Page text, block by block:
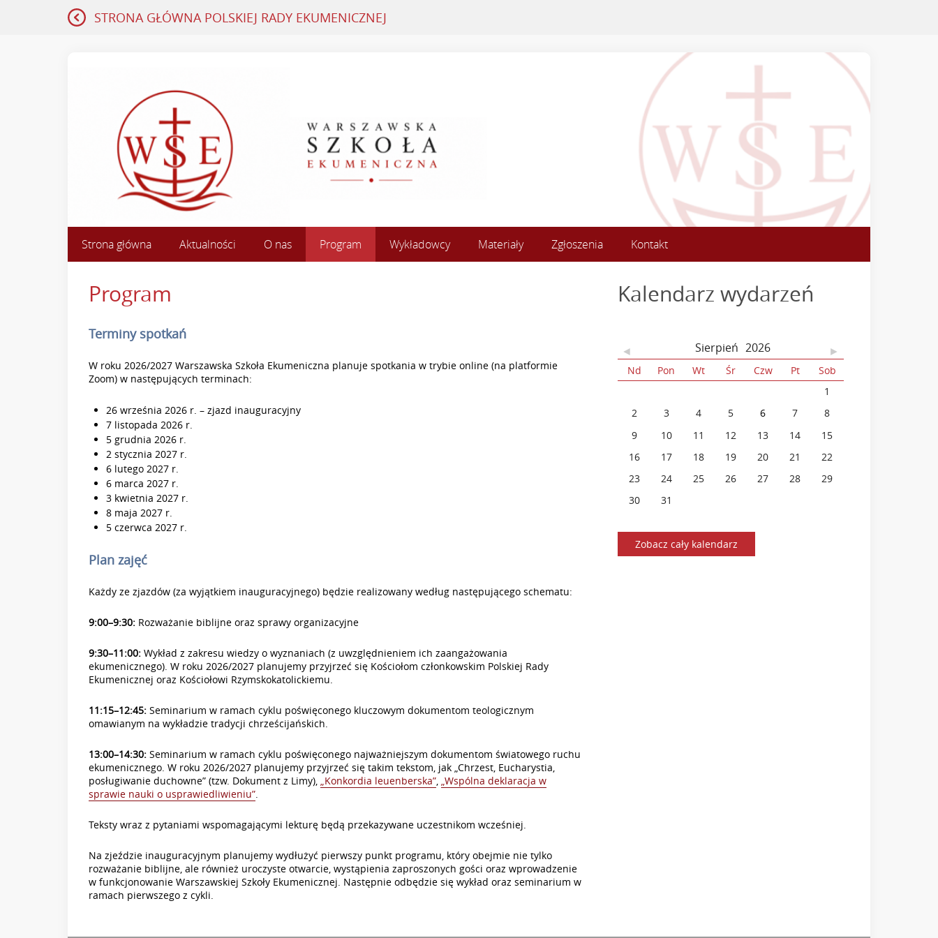
STRONA GŁÓWNA POLSKIEJ RADY EKUMENICZNEJ
Strona główna Aktualności O nas Program Wykładowcy Materiały Zgłoszenia Kontakt
Program
Terminy spotkań
W roku 2026/2027 Warszawska Szkoła Ekumeniczna planuje spotkania w trybie online (na platformie
Zoom) w następujących terminach:
26 września 2026 r. – zjazd inauguracyjny
7 listopada 2026 r.
5 grudnia 2026 r.
2 stycznia 2027 r.
6 lutego 2027 r.
6 marca 2027 r.
3 kwietnia 2027 r.
8 maja 2027 r.
5 czerwca 2027 r.
Plan zajęć
Każdy ze zjazdów (za wyjątkiem inauguracyjnego) będzie realizowany według następującego schematu:
9:00–9:30: Rozważanie biblijne oraz sprawy organizacyjne
9:30–11:00: Wykład z zakresu wiedzy o wyznaniach (z uwzględnieniem ich zaangażowania
ekumenicznego). W roku 2026/2027 planujemy przyjrzeć się Kościołom członkowskim Polskiej Rady
Ekumenicznej oraz Kościołowi Rzymskokatolickiemu.
11:15–12:45: Seminarium w ramach cyklu poświęconego kluczowym dokumentom teologicznym
omawianym na wykładzie tradycji chrześcijańskich.
13:00–14:30: Seminarium w ramach cyklu poświęconego najważniejszym dokumentom światowego ruchu
ekumenicznego. W roku 2026/2027 planujemy przyjrzeć się takim tekstom, jak „Chrzest, Eucharystia,
posługiwanie duchowne” (tzw. Dokument z Limy), „Konkordia leuenberska”, „Wspólna deklaracja w
sprawie nauki o usprawiedliwieniu”.
Teksty wraz z pytaniami wspomagającymi lekturę będą przekazywane uczestnikom wcześniej.
Na zjeździe inauguracyjnym planujemy wydłużyć pierwszy punkt programu, który obejmie nie tylko
rozważanie biblijne, ale również uroczyste otwarcie, wystąpienia zaproszonych gości oraz wprowadzenie
w funkcjonowanie Warszawskiej Szkoły Ekumenicznej. Następnie odbędzie się wykład oraz seminarium w
ramach pierwszego z cykli.
Kalendarz wydarzeń
◄ Sierpień 2026 ►
Nd Pon Wt Śr Czw Pt
Sob
1
2
3 4 5 6 7
8
9
10 11 12 13 14
15
16
17 18 19 20 21
22
23
24 25 26 27 28
29
30
31
Zobacz cały kalendarz